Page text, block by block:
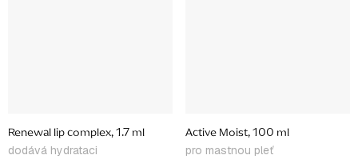
Renewal lip complex, 1.7 ml
dodává hydrataci
Active Moist, 100 ml
pro mastnou pleť